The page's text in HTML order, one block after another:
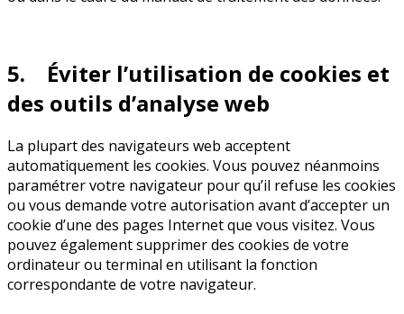
5. Éviter l’utilisation de cookies et
des outils d’analyse web
La plupart des navigateurs web acceptent
automatiquement les cookies. Vous pouvez néanmoins
paramétrer votre navigateur pour qu’il refuse les cookies
ou vous demande votre autorisation avant d’accepter un
cookie d’une des pages Internet que vous visitez. Vous
pouvez également supprimer des cookies de votre
ordinateur ou terminal en utilisant la fonction
correspondante de votre navigateur.